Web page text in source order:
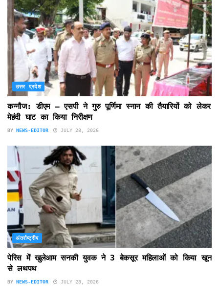
उत्तर प्रदेश
कन्नौज: डीएम – एसपी ने गुरु पूर्णिमा स्नान की तैयारियों को लेकर
मेहंदी घाट का किया निरीक्षण
BY NEWS-EDITOR JULY 28, 2026
अंतर्राष्ट्रीय
पेरिस में खुलेआम सनकी युवक ने 3 बेकसूर महिलाओं को किया खून
से लथपथ
BY NEWS-EDITOR JULY 28, 2026